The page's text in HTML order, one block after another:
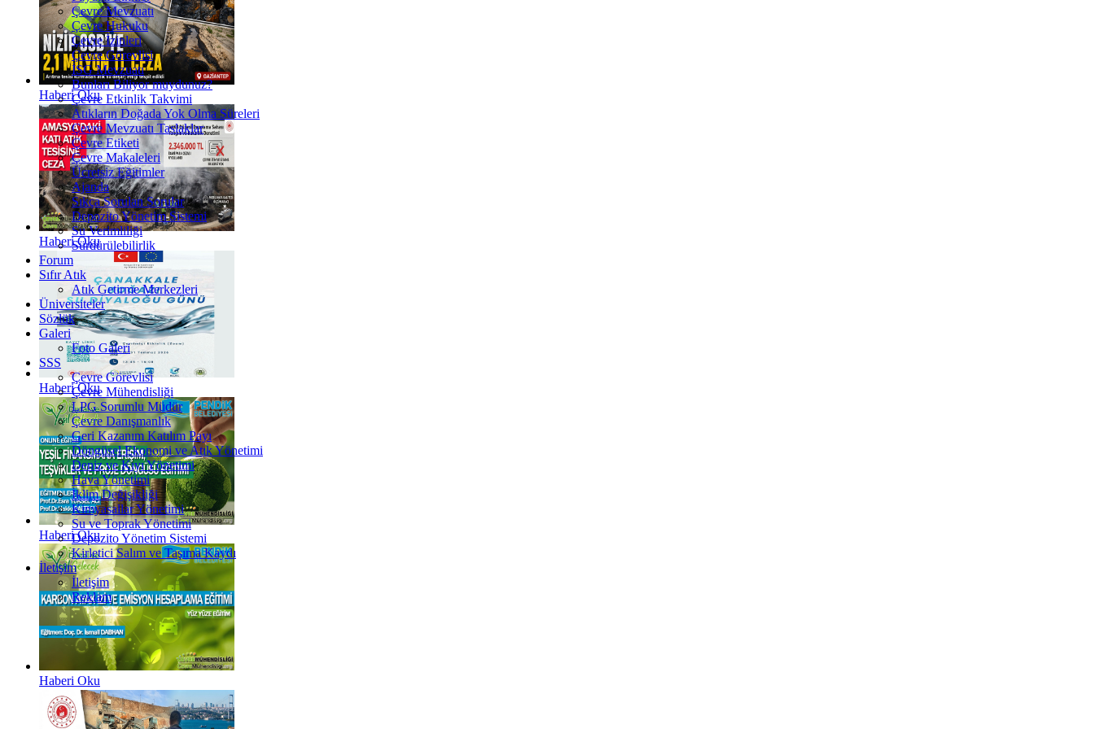
Haberi Oku
Haberi Oku
Haberi Oku
Haberi Oku
Haberi Oku
Çevre Mevzuatı
Çevre Hukuku
Çevre İzinleri
Çevre Görevlisi
İSG Mevzuatı
Bunları Biliyor muydunuz?
Çevre Etkinlik Takvimi
Atıkların Doğada Yok Olma Süreleri
Çevre Mevzuatı Taslaklar
Çevre Etiketi
Çevre Makaleleri
Ücretsiz Eğitimler
Ajanda
Sıkça Sorulan Sorular
Depozito Yönetim Sistemi
Su Verimliliği
Sürdürülebilirlik
Forum
Sıfır Atık
Atık Getirme Merkezleri
Üniversiteler
Sözlük
Galeri
Foto Galeri
SSS
Çevre Görevlisi
Çevre Mühendisliği
LPG Sorumlu Müdür
Çevre Danışmanlık
Geri Kazanım Katılım Payı
Döngüsel Ekonomi ve Atık Yönetimi
Deniz ve Kıyı Yönetimi
Hava Yönetimi
İklim Değişikliği
Kimyasallar Yönetimi
Su ve Toprak Yönetimi
Depozito Yönetim Sistemi
Kirletici Salım ve Taşıma Kaydı
İletişim
İletişim
Reklam